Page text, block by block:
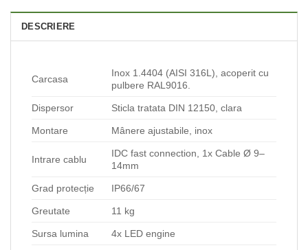
DESCRIERE
Carcasa
Inox 1.4404 (AISI 316L), acoperit cu
pulbere RAL9016.
Dispersor Sticla tratata DIN 12150, clara
Montare Mânere ajustabile, inox
Intrare cablu
IDC fast connection, 1x Cable Ø 9–
14mm
Grad protecție IP66/67
Greutate 11 kg
Sursa lumina 4x LED engine